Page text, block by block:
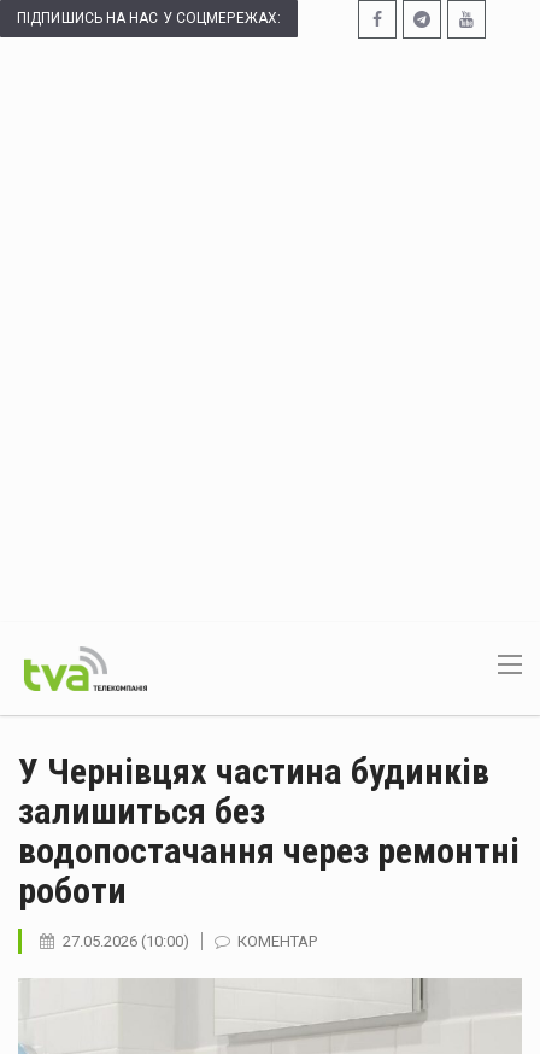
ПІДПИШИСЬ НА НАС У СОЦМЕРЕЖАХ:
У Чернівцях частина будинків
залишиться без
водопостачання через ремонтні
роботи
27.05.2026 (10:00) КОМЕНТАР